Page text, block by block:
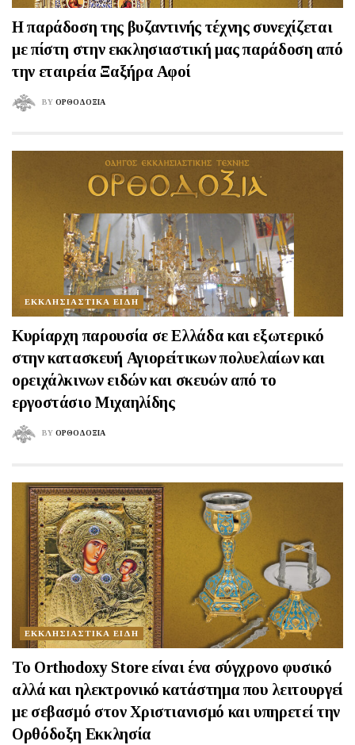
H παράδοση της βυζαντινής τέχνης συνεχίζεται
με πίστη στην εκκλησιαστική μας παράδοση από
την εταιρεία Ξαξήρα Αφοί
BY ΟΡΘΟΔΟΞΙΑ
ΕΚΚΛΗΣΙΑΣΤΙΚΑ ΕΙΔΗ
Κυρίαρχη παρουσία σε Ελλάδα και εξωτερικό
στην κατασκευή Αγιορείτικων πολυελαίων και
ορειχάλκινων ειδών και σκευών από το
εργοστάσιο Μιχαηλίδης
BY ΟΡΘΟΔΟΞΙΑ
ΕΚΚΛΗΣΙΑΣΤΙΚΑ ΕΙΔΗ
Το Orthodoxy Store είναι ένα σύγχρονο φυσικό
αλλά και ηλεκτρονικό κατάστημα που λειτουργεί
με σεβασμό στον Χριστιανισμό και υπηρετεί την
Ορθόδοξη Εκκλησία